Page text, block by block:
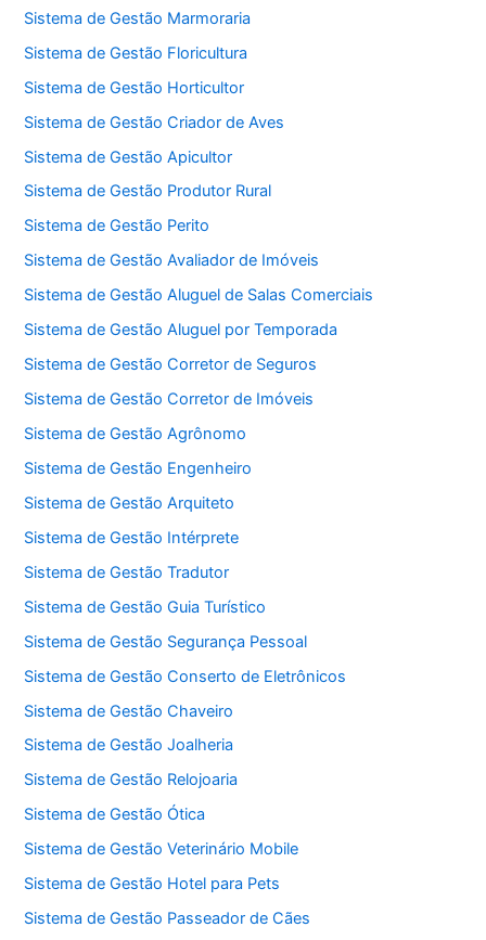
Sistema de Gestão Marmoraria
Sistema de Gestão Floricultura
Sistema de Gestão Horticultor
Sistema de Gestão Criador de Aves
Sistema de Gestão Apicultor
Sistema de Gestão Produtor Rural
Sistema de Gestão Perito
Sistema de Gestão Avaliador de Imóveis
Sistema de Gestão Aluguel de Salas Comerciais
Sistema de Gestão Aluguel por Temporada
Sistema de Gestão Corretor de Seguros
Sistema de Gestão Corretor de Imóveis
Sistema de Gestão Agrônomo
Sistema de Gestão Engenheiro
Sistema de Gestão Arquiteto
Sistema de Gestão Intérprete
Sistema de Gestão Tradutor
Sistema de Gestão Guia Turístico
Sistema de Gestão Segurança Pessoal
Sistema de Gestão Conserto de Eletrônicos
Sistema de Gestão Chaveiro
Sistema de Gestão Joalheria
Sistema de Gestão Relojoaria
Sistema de Gestão Ótica
Sistema de Gestão Veterinário Mobile
Sistema de Gestão Hotel para Pets
Sistema de Gestão Passeador de Cães